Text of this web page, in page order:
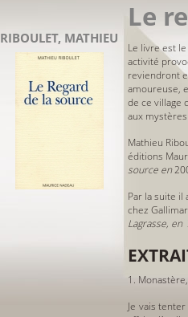
RIBOULET, MATHIEU
Le
Le livre est
activité
reviendront
amoureuse,
de ce village
aux
Mathieu
éditions
source en
Par la suite il
chez
Lagrasse, en
1.
Je vais